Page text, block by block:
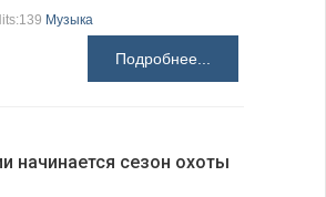
Музыка
Подробнее...
начинается сезон охоты